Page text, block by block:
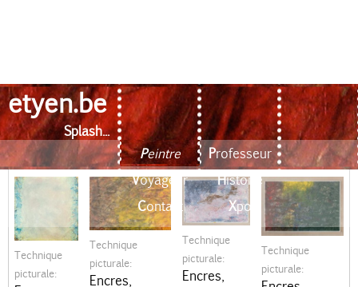
Aller
au
contenu
principal
etyen.be
Splash...
M
e
n
u
p
Peintre
Professeur
Voyageur
Histoire
Contact
Xpo
Quelques témoignages...
20211119
Technique
picturale:
20211112
Technique
picturale:
Encres,
20211022
Technique
picturale:
Encres,
20211021
Technique
picturale: